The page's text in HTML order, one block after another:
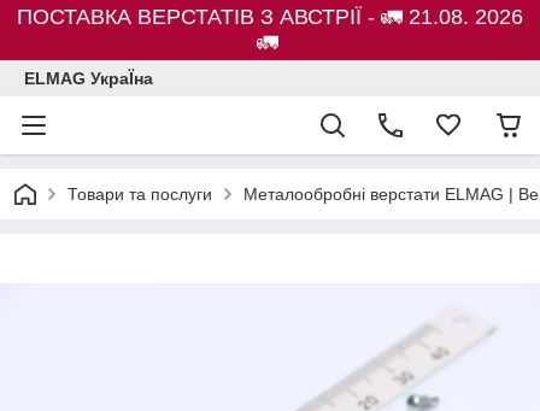
ПОСТАВКА ВЕРСТАТІВ З АВСТРІЇ - 🚛 21.08. 2026
🚛
ELMAG УкраЇна
Товари та послуги Металообробні верстати ELMAG |